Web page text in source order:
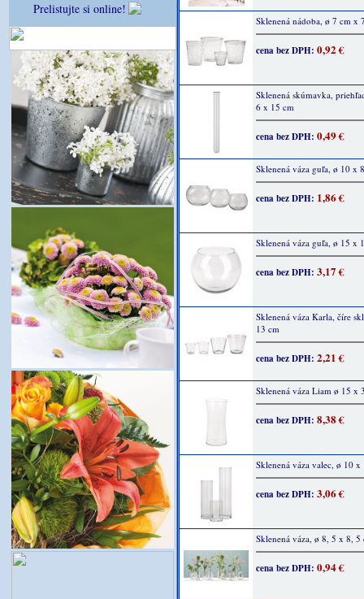
Prelistujte si online!
Sklenená nádoba, ø 7 cm x
cena bez DPH: 0,92 €
Sklenená skúmavka,
6 x 15 cm
cena bez DPH: 0,49 €
Sklenená váza guľa, ø 10 x
cena bez DPH: 1,86 €
Sklenená váza guľa, ø 15 x
cena bez DPH: 3,17 €
Sklenená váza Karla, číre
13 cm
cena bez DPH: 2,21 €
Sklenená váza Liam ø 15 x
cena bez DPH: 8,38 €
Sklenená váza valec, ø 10 x
cena bez DPH: 3,06 €
Sklenená váza, ø 8, 5 x 8, 5
cena bez DPH: 0,94 €